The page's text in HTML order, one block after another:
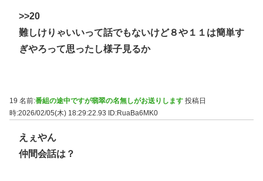
>>20
難しけりゃいいって話でもないけど８や１１は簡単す
ぎやろって思ったし様子見るか
19 名前:番組の途中ですが翡翠の名無しがお送りします 投稿日
時:2026/02/05(木) 18:29:22.93 ID:RuaBa6MK0
えぇやん
仲間会話は？